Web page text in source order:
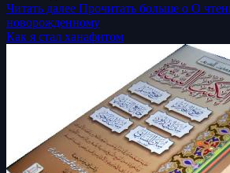
Читать далее Прочитать больше о О
новорожденному
Как я стал ханафитом